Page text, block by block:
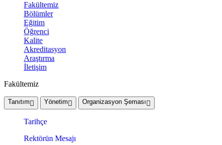
Fakültemiz
Bölümler
Eğitim
Öğrenci
Kalite
Akreditasyon
Araştırma
İletişim
Fakültemiz
Tanıtım Yönetim Organizasyon Şeması
Tarihçe
Rektörün Mesajı